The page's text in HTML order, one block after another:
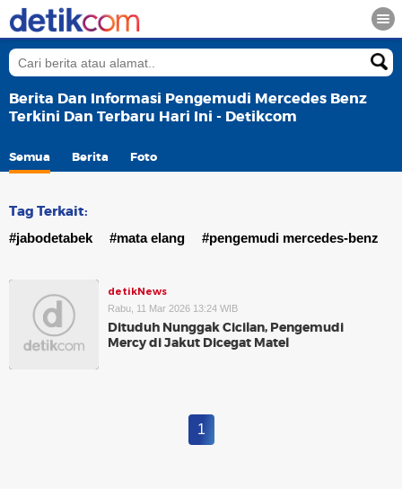
Berita Dan Informasi Pengemudi Mercedes Benz
Terkini Dan Terbaru Hari Ini - Detikcom
Semua Berita Foto
Tag Terkait:
#jabodetabek #mata elang #pengemudi mercedes-benz
detikNews
Rabu, 11 Mar 2026 13:24 WIB
Dituduh Nunggak Cicilan, Pengemudi
Mercy di Jakut Dicegat Matel
1